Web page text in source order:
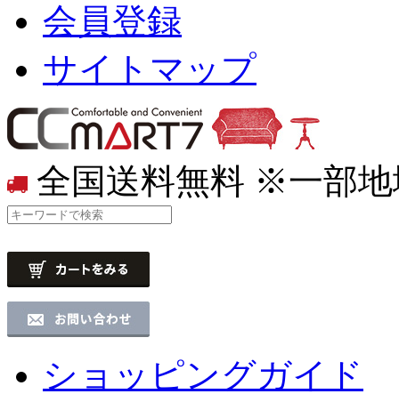
会員登録
サイトマップ
全国送料無料 ※一部地
ショッピングガイド